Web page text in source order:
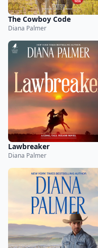
The Cowboy Code
Diana Palmer
Lawbreaker
Diana Palmer